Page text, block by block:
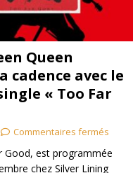
Queen
cadence avec le
« Too Far
Commentaires fermés
Good, est programmée
chez Silver Lining